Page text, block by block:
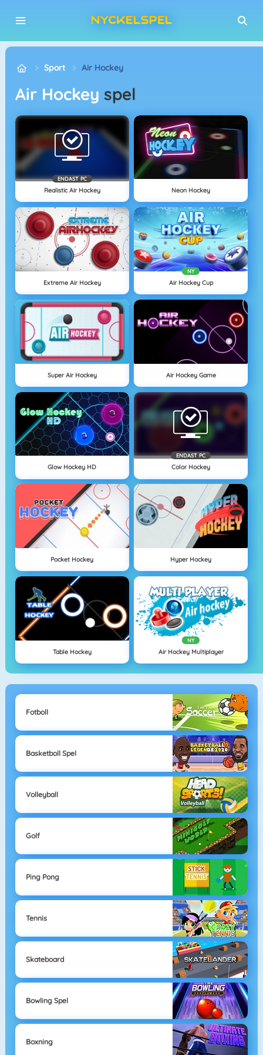
Sport Air Hockey
Air Hockeyspel
ENDAST PC
Realistic Air Hockey Neon Hockey
Extreme Air Hockey
NY
Air Hockey Cup
Super Air Hockey Air Hockey Game
Glow Hockey HD
ENDAST PC
Color Hockey
Pocket Hockey Hyper Hockey
Table Hockey
NY
Air Hockey Multiplayer
Fotboll
Basketboll Spel
Volleyball
Golf
Ping Pong
Tennis
Skateboard
Bowling Spel
Boxning